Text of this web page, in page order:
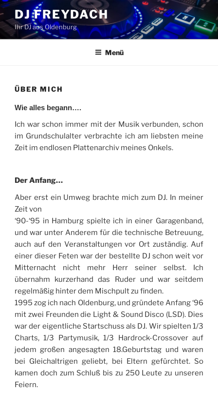
Zum
Inhalt
springen
DJ FREYDACH
Ihr DJ aus Oldenburg
Menü
ÜBER MICH
Wie alles begann….
Ich war schon immer mit der Musik verbunden, schon
im Grundschulalter verbrachte ich am liebsten meine
Zeit im endlosen Plattenarchiv meines Onkels.
Der Anfang…
Aber erst ein Umweg brachte mich zum DJ. In meiner
Zeit von
‘90-‘95 in Hamburg spielte ich in einer Garagenband,
und war unter Anderem für die technische Betreuung,
auch auf den Veranstaltungen vor Ort zuständig. Auf
einer dieser Feten war der bestellte DJ schon weit vor
Mitternacht nicht mehr Herr seiner selbst. Ich
übernahm kurzerhand das Ruder und war seitdem
regelmäßig hinter dem Mischpult zu finden.
1995 zog ich nach Oldenburg, und gründete Anfang ‘96
mit zwei Freunden die Light & Sound Disco (LSD). Dies
war der eigentliche Startschuss als DJ. Wir spielten 1/3
Charts, 1/3 Partymusik, 1/3 Hardrock-Crossover auf
jedem großen angesagten 18.Geburtstag und waren
bei Gleichaltrigen geliebt, bei Eltern gefürchtet. So
kamen doch zum Schluß bis zu 250 Leute zu unseren
Feiern.